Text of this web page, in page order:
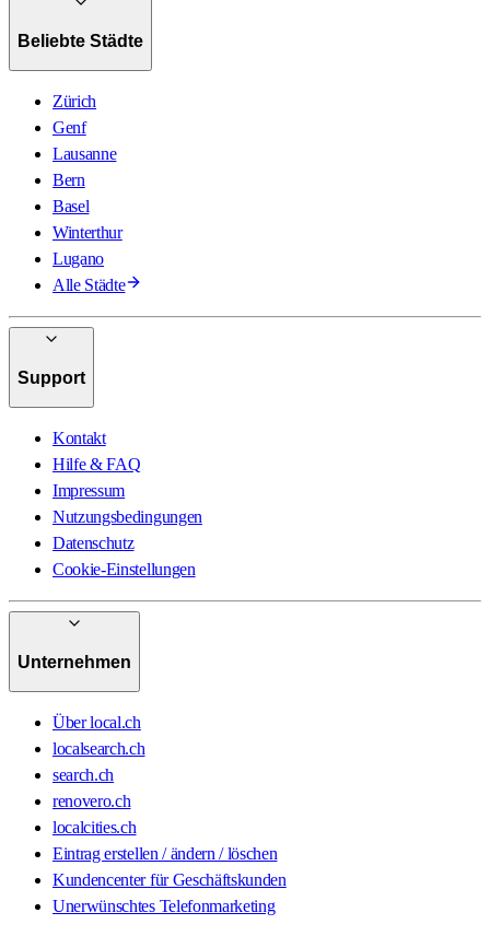
Beliebte Städte
Zürich
Genf
Lausanne
Bern
Basel
Winterthur
Lugano
Alle Städte
Support
Kontakt
Hilfe & FAQ
Impressum
Nutzungsbedingungen
Datenschutz
Cookie-Einstellungen
Unternehmen
Über local.ch
localsearch.ch
search.ch
renovero.ch
localcities.ch
Eintrag erstellen / ändern / löschen
Kundencenter für Geschäftskunden
Unerwünschtes Telefonmarketing